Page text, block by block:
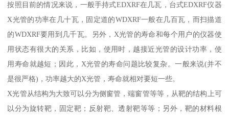
按照目前的情况来说，一般手持式EDXRF在几瓦，台式EDXRF仪器
X光管的功率在几十瓦，固定道的WDXRF一般在几百瓦，而扫描道
的WDXRF要用到几千瓦。另外，X光管的寿命和每个用户的仪器使
用状态有很大的关系，比如，使用时，越接近光管的设计功率，使
用寿命就越短；因此，X光管的寿命问题比较复杂。一般来说(并不
是很严格)，功率越大的X光管，寿命就相对要短一些。
X光管从结构为大致可以分为侧窗管，端窗管等等，从靶的结构上可
以分为旋转靶，固定靶；反射靶、透射靶等等；另外，靶的材料根